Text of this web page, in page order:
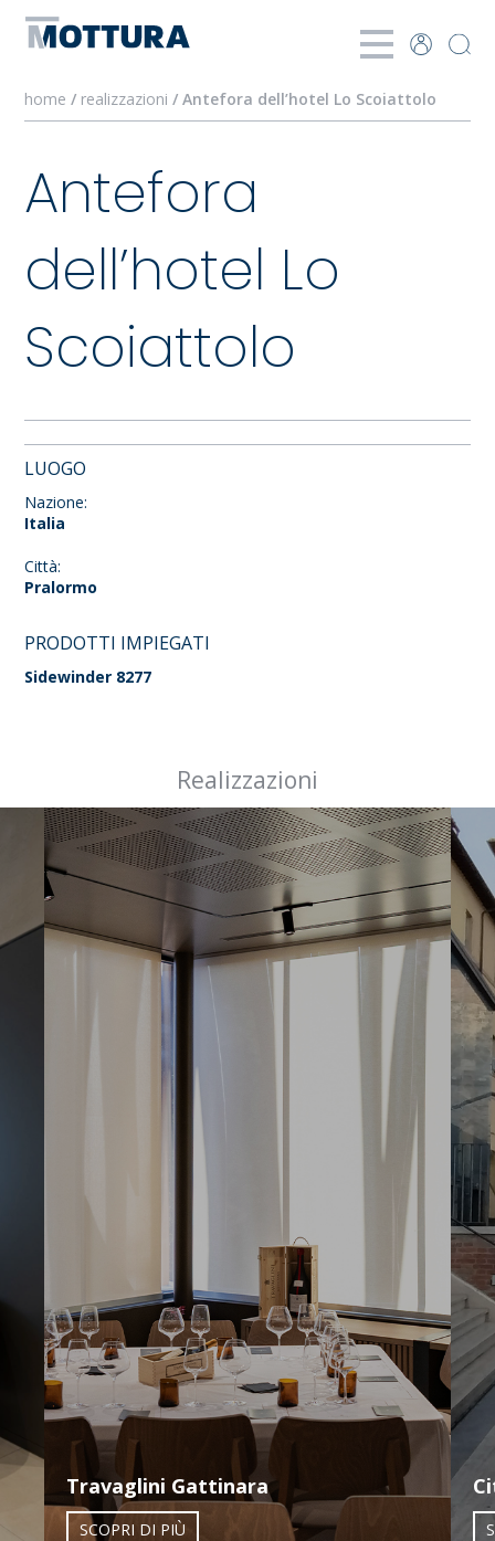
home / realizzazioni / Antefora dell’hotel Lo Scoiattolo
Antefora
dell’hotel Lo
Scoiattolo
LUOGO
Nazione:
Italia
Città:
Pralormo
PRODOTTI IMPIEGATI
Sidewinder 8277
Realizzazioni
Travaglini Gattinara
SCOPRI DI PIÙ